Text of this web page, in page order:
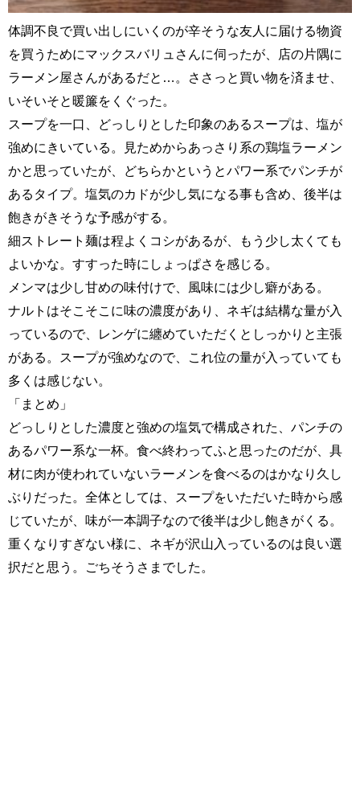
体調不良で買い出しにいくのが辛そうな友人に届ける物資
を買うためにマックスバリュさんに伺ったが、店の片隅に
ラーメン屋さんがあるだと…。ささっと買い物を済ませ、
いそいそと暖簾をくぐった。
スープを一口、どっしりとした印象のあるスープは、塩が
強めにきいている。見ためからあっさり系の鶏塩ラーメン
かと思っていたが、どちらかというとパワー系でパンチが
あるタイプ。塩気のカドが少し気になる事も含め、後半は
飽きがきそうな予感がする。
細ストレート麺は程よくコシがあるが、もう少し太くても
よいかな。すすった時にしょっぱさを感じる。
メンマは少し甘めの味付けで、風味には少し癖がある。
ナルトはそこそこに味の濃度があり、ネギは結構な量が入
っているので、レンゲに纏めていただくとしっかりと主張
がある。スープが強めなので、これ位の量が入っていても
多くは感じない。
「まとめ」
どっしりとした濃度と強めの塩気で構成された、パンチの
あるパワー系な一杯。食べ終わってふと思ったのだが、具
材に肉が使われていないラーメンを食べるのはかなり久し
ぶりだった。全体としては、スープをいただいた時から感
じていたが、味が一本調子なので後半は少し飽きがくる。
重くなりすぎない様に、ネギが沢山入っているのは良い選
択だと思う。ごちそうさまでした。